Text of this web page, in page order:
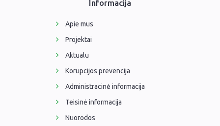
Informacija
Apie mus
Projektai
Aktualu
Korupcijos prevencija
Administracinė informacija
Teisinė informacija
Nuorodos